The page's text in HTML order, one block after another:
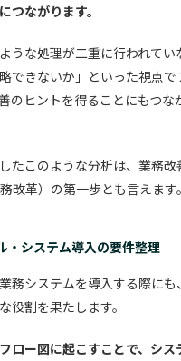
つながります。
うな処理が二重に行われてい
できないか」といった視点で
のヒントを得ることにもつな
たこのような分析は、業務改
改革）の第一歩とも言えます。
・システム導入の要件整理
務システムを導入する際にも
役割を果たします。
ロー図に起こすことで、シス